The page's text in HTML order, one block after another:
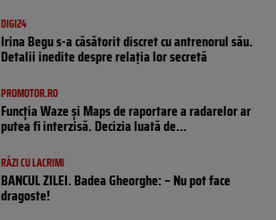
DIGI24
Irina Begu s-a căsătorit discret cu antrenorul său.
Detalii inedite despre relația lor secretă
PROMOTOR.RO
Funcția Waze și Maps de raportare a radarelor ar
putea fi interzisă. Decizia luată de...
RÂZI CU LACRIMI
BANCUL ZILEI. Badea Gheorghe: – Nu pot face
dragoste!